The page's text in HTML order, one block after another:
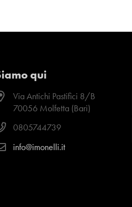
qui
Via Antichi Pastifici 8/B
70056 Molfetta (Bari)
0805744739
info@imonelli.it